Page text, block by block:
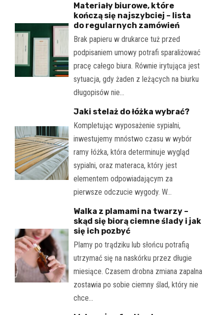
Materiały biurowe, które
kończą się najszybciej – lista
do regularnych zamówień
Brak papieru w drukarce tuż przed
podpisaniem umowy potrafi sparaliżować
pracę całego biura. Równie irytująca jest
sytuacja, gdy żaden z leżących na biurku
długopisów nie…
Jaki stelaż do łóżka wybrać?
Kompletując wyposażenie sypialni,
inwestujemy mnóstwo czasu w wybór
ramy łóżka, która determinuje wygląd
sypialni, oraz materaca, który jest
elementem odpowiadającym za
pierwsze odczucie wygody. W…
Walka z plamami na twarzy –
skąd się biorą ciemne ślady i jak
się ich pozbyć
Plamy po trądziku lub słońcu potrafią
utrzymać się na naskórku przez długie
miesiące. Czasem drobna zmiana zapalna
zostawia po sobie ciemny ślad, który nie
chce…